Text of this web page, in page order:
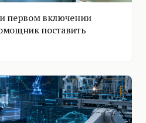
первом включении
поставить